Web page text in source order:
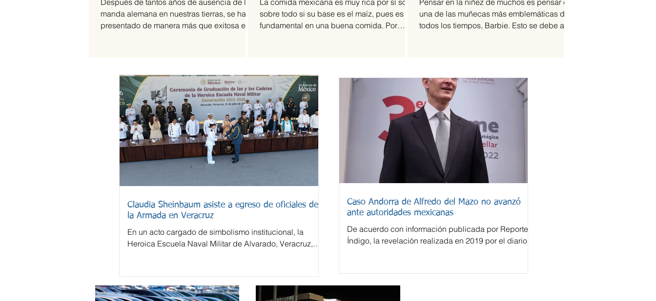
manda alemana en nuestras tierras, se ha
presentado de manera más que exitosa en
sobre todo si su base es el maíz, pues es
fundamental en una buena comida. Por
una de las muñecas más emblemáticas de
todos los tiempos, Barbie. Esto se debe a la
Claudia Sheinbaum asiste a egreso de oficiales de
la Armada en Veracruz
En un acto cargado de simbolismo institucional, la
Heroica Escuela Naval Militar de Alvarado, Veracruz,
Caso Andorra de Alfredo del Mazo no avanzó
ante autoridades mexicanas
De acuerdo con información publicada por Reporte
Índigo, la revelación realizada en 2019 por el diario
derivó en una investigación penal en México, pese a
tratarse de operaciones efectuadas en un sistema